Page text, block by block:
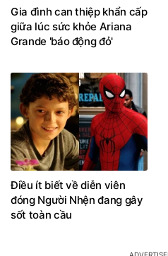
Gia đình can thiệp khẩn cấp
giữa lúc sức khỏe Ariana
Grande 'báo động đỏ'
Điều ít biết về diễn viên
đóng Người Nhện đang gây
sốt toàn cầu